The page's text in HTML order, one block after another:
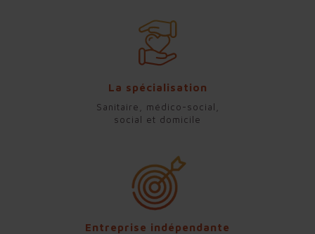
La spécialisation
Sanitaire, médico-social,
social et domicile
Entreprise indépendante